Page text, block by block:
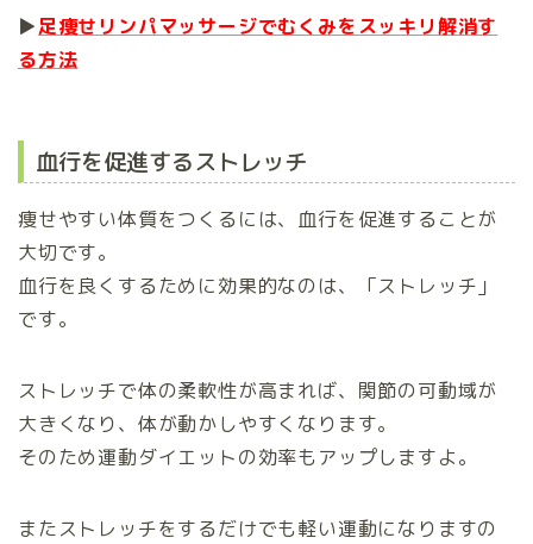
▶足痩せリンパマッサージでむくみをスッキリ解消す
る方法
血行を促進するストレッチ
痩せやすい体質をつくるには、血行を促進することが
大切です。
血行を良くするために効果的なのは、「ストレッチ」
です。
ストレッチで体の柔軟性が高まれば、関節の可動域が
大きくなり、体が動かしやすくなります。
そのため運動ダイエットの効率もアップしますよ。
またストレッチをするだけでも軽い運動になりますの